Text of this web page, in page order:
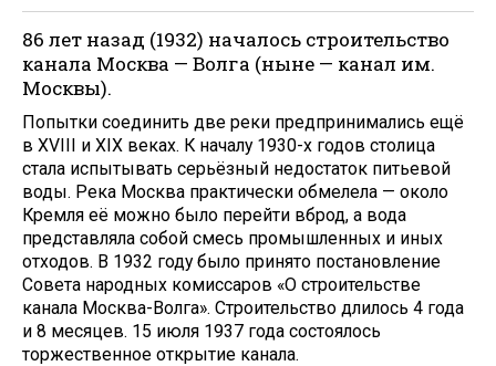
86 лет назад (1932) началось строительство
канала Мо­сква — Волга (ныне — канал им.
Москвы).
Попытки соединить две реки предпринимались ещё
в XVIII и XIX веках. К началу 1930-х годов столица
стала испытывать серьёзный недостаток питьевой
воды. Река Москва практически обмелела — около
Кремля её можно было перейти вброд, а вода
представляла собой смесь промышленных и иных
отходов. В 1932 году было принято постановление
Совета народных комиссаров «О строительстве
канала Москва-Волга». Строительство длилось 4 года
и 8 месяцев. 15 июля 1937 года состоялось
торжественное открытие канала.